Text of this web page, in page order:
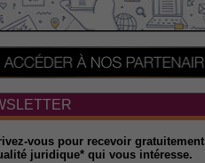
vous pour recevoir gratuitement
juridique* qui vous intéresse.